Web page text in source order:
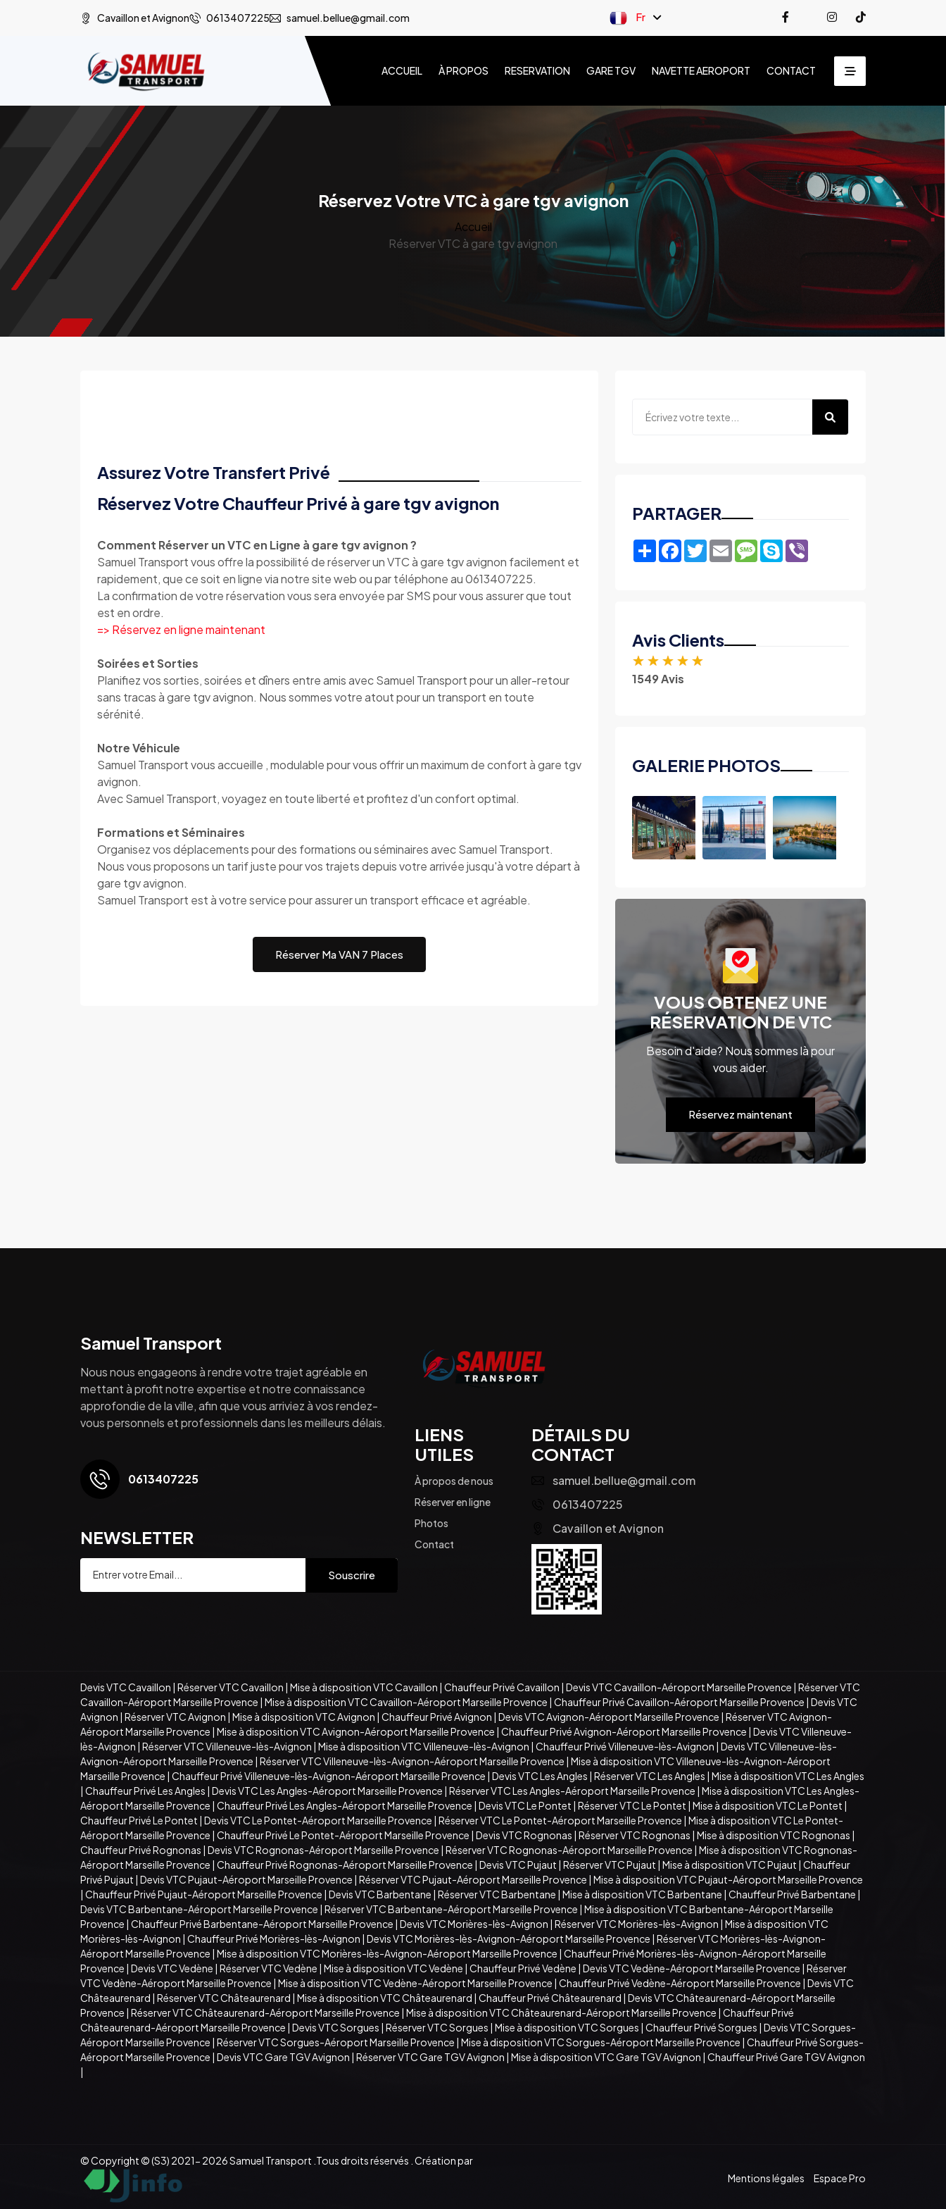
Cavaillon et Avignon 0613407225 samuel.bellue@gmail.com Fr
ACCUEIL À PROPOS RESERVATION GARE TGV NAVETTE AEROPORT CONTACT
Réservez Votre VTC à gare tgv avignon
Accueil
Réserver VTC à gare tgv avignon
Assurez Votre Transfert Privé
Réservez Votre Chauffeur Privé à gare tgv avignon
Comment Réserver un VTC en Ligne à gare tgv avignon ?
Samuel Transport vous offre la possibilité de réserver un VTC à gare tgv avignon facilement et
rapidement, que ce soit en ligne via notre site web ou par téléphone au 0613407225.
La confirmation de votre réservation vous sera envoyée par SMS pour vous assurer que tout
est en ordre.
=> Réservez en ligne maintenant
Soirées et Sorties
Planifiez vos sorties, soirées et dîners entre amis avec Samuel Transport pour un aller-retour
sans tracas à gare tgv avignon. Nous sommes votre atout pour un transport en toute
sérénité.
Notre Véhicule
Samuel Transport vous accueille , modulable pour vous offrir un maximum de confort à gare tgv
avignon.
Avec Samuel Transport, voyagez en toute liberté et profitez d'un confort optimal.
Formations et Séminaires
Organisez vos déplacements pour des formations ou séminaires avec Samuel Transport.
Nous vous proposons un tarif juste pour vos trajets depuis votre arrivée jusqu'à votre départ à
gare tgv avignon.
Samuel Transport est à votre service pour assurer un transport efficace et agréable.
Réserver Ma VAN 7 Places
PARTAGER
ShareFacebook
TwitterEmailMessage
Skype
Avis Clients
★ ★ ★ ★ ★
1549 Avis
GALERIE PHOTOS
VOUS OBTENEZ UNE
RÉSERVATION DE VTC
Besoin d'aide? Nous sommes là pour
vous aider.
Réservez maintenant
Samuel Transport
Nous nous engageons à rendre votre trajet agréable en
mettant à profit notre expertise et notre connaissance
approfondie de la ville, afin que vous arriviez à vos rendez-
vous personnels et professionnels dans les meilleurs délais.
0613407225
NEWSLETTER
Souscrire
LIENS
UTILES
À propos de nous
Réserver en ligne
Photos
Contact
DÉTAILS DU
CONTACT
samuel.bellue@gmail.com
0613407225
Cavaillon et Avignon
Devis VTC Cavaillon | Réserver VTC Cavaillon | Mise à disposition VTC Cavaillon | Chauffeur Privé Cavaillon | Devis VTC Cavaillon-Aéroport Marseille Provence | Réserver VTC
Cavaillon-Aéroport Marseille Provence | Mise à disposition VTC Cavaillon-Aéroport Marseille Provence | Chauffeur Privé Cavaillon-Aéroport Marseille Provence | Devis VTC
Avignon | Réserver VTC Avignon | Mise à disposition VTC Avignon | Chauffeur Privé Avignon | Devis VTC Avignon-Aéroport Marseille Provence | Réserver VTC Avignon-
Aéroport Marseille Provence | Mise à disposition VTC Avignon-Aéroport Marseille Provence | Chauffeur Privé Avignon-Aéroport Marseille Provence | Devis VTC Villeneuve-
lès-Avignon | Réserver VTC Villeneuve-lès-Avignon | Mise à disposition VTC Villeneuve-lès-Avignon | Chauffeur Privé Villeneuve-lès-Avignon | Devis VTC Villeneuve-lès-
Avignon-Aéroport Marseille Provence | Réserver VTC Villeneuve-lès-Avignon-Aéroport Marseille Provence | Mise à disposition VTC Villeneuve-lès-Avignon-Aéroport
Marseille Provence | Chauffeur Privé Villeneuve-lès-Avignon-Aéroport Marseille Provence | Devis VTC Les Angles | Réserver VTC Les Angles | Mise à disposition VTC Les Angles
| Chauffeur Privé Les Angles | Devis VTC Les Angles-Aéroport Marseille Provence | Réserver VTC Les Angles-Aéroport Marseille Provence | Mise à disposition VTC Les Angles-
Aéroport Marseille Provence | Chauffeur Privé Les Angles-Aéroport Marseille Provence | Devis VTC Le Pontet | Réserver VTC Le Pontet | Mise à disposition VTC Le Pontet |
Chauffeur Privé Le Pontet | Devis VTC Le Pontet-Aéroport Marseille Provence | Réserver VTC Le Pontet-Aéroport Marseille Provence | Mise à disposition VTC Le Pontet-
Aéroport Marseille Provence | Chauffeur Privé Le Pontet-Aéroport Marseille Provence | Devis VTC Rognonas | Réserver VTC Rognonas | Mise à disposition VTC Rognonas |
Chauffeur Privé Rognonas | Devis VTC Rognonas-Aéroport Marseille Provence | Réserver VTC Rognonas-Aéroport Marseille Provence | Mise à disposition VTC Rognonas-
Aéroport Marseille Provence | Chauffeur Privé Rognonas-Aéroport Marseille Provence | Devis VTC Pujaut | Réserver VTC Pujaut | Mise à disposition VTC Pujaut | Chauffeur
Privé Pujaut | Devis VTC Pujaut-Aéroport Marseille Provence | Réserver VTC Pujaut-Aéroport Marseille Provence | Mise à disposition VTC Pujaut-Aéroport Marseille Provence
| Chauffeur Privé Pujaut-Aéroport Marseille Provence | Devis VTC Barbentane | Réserver VTC Barbentane | Mise à disposition VTC Barbentane | Chauffeur Privé Barbentane |
Devis VTC Barbentane-Aéroport Marseille Provence | Réserver VTC Barbentane-Aéroport Marseille Provence | Mise à disposition VTC Barbentane-Aéroport Marseille
Provence | Chauffeur Privé Barbentane-Aéroport Marseille Provence | Devis VTC Morières-lès-Avignon | Réserver VTC Morières-lès-Avignon | Mise à disposition VTC
Morières-lès-Avignon | Chauffeur Privé Morières-lès-Avignon | Devis VTC Morières-lès-Avignon-Aéroport Marseille Provence | Réserver VTC Morières-lès-Avignon-
Aéroport Marseille Provence | Mise à disposition VTC Morières-lès-Avignon-Aéroport Marseille Provence | Chauffeur Privé Morières-lès-Avignon-Aéroport Marseille
Provence | Devis VTC Vedène | Réserver VTC Vedène | Mise à disposition VTC Vedène | Chauffeur Privé Vedène | Devis VTC Vedène-Aéroport Marseille Provence | Réserver
VTC Vedène-Aéroport Marseille Provence | Mise à disposition VTC Vedène-Aéroport Marseille Provence | Chauffeur Privé Vedène-Aéroport Marseille Provence | Devis VTC
Châteaurenard | Réserver VTC Châteaurenard | Mise à disposition VTC Châteaurenard | Chauffeur Privé Châteaurenard | Devis VTC Châteaurenard-Aéroport Marseille
Provence | Réserver VTC Châteaurenard-Aéroport Marseille Provence | Mise à disposition VTC Châteaurenard-Aéroport Marseille Provence | Chauffeur Privé
Châteaurenard-Aéroport Marseille Provence | Devis VTC Sorgues | Réserver VTC Sorgues | Mise à disposition VTC Sorgues | Chauffeur Privé Sorgues | Devis VTC Sorgues-
Aéroport Marseille Provence | Réserver VTC Sorgues-Aéroport Marseille Provence | Mise à disposition VTC Sorgues-Aéroport Marseille Provence | Chauffeur Privé Sorgues-
Aéroport Marseille Provence | Devis VTC Gare TGV Avignon | Réserver VTC Gare TGV Avignon | Mise à disposition VTC Gare TGV Avignon | Chauffeur Privé Gare TGV Avignon
|
© Copyright © (S3) 2021- 2026 Samuel Transport .Tous droits réservés . Création par
Mentions légales
Espace Pro